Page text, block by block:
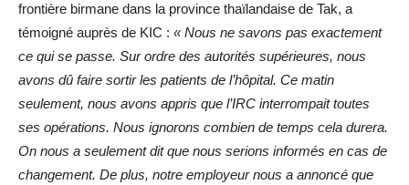
frontière birmane dans la province thaïlandaise de Tak, a
témoigné auprès de KIC : « Nous ne savons pas exactement
ce qui se passe. Sur ordre des autorités supérieures, nous
avons dû faire sortir les patients de l’hôpital. Ce matin
seulement, nous avons appris que l’IRC interrompait toutes
ses opérations. Nous ignorons combien de temps cela durera.
On nous a seulement dit que nous serions informés en cas de
changement. De plus, notre employeur nous a annoncé que